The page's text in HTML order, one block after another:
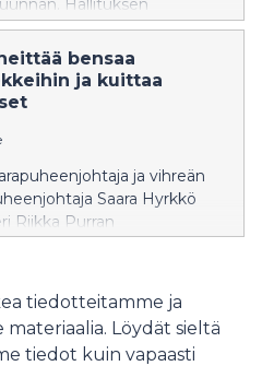
Hallituksen
eivät ole yksittäisiä teknisiä
olevan osa kehitystä,
pois maksuttoman
Ministeri on
2040 asti, samalla kun
jotka mahdollistaisivat
maksullisena
bensaa
ja kuittaa
ja vihreän
Saara Hyrkkö
Riikka Purran
tiedotteitamme ja
Löydät sieltä
tiedot kuin vapaasti